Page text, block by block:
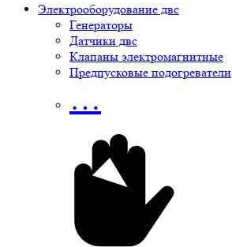
Электрооборудование двс
Генераторы
Датчики двс
Клапаны электромагнитные
Предпусковые подогреватели
…